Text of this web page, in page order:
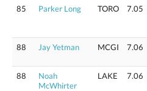
85 Parker Long TORO 7.05
88 Jay Yetman MCGI 7.06
88
Noah
McWhirter
LAKE 7.06